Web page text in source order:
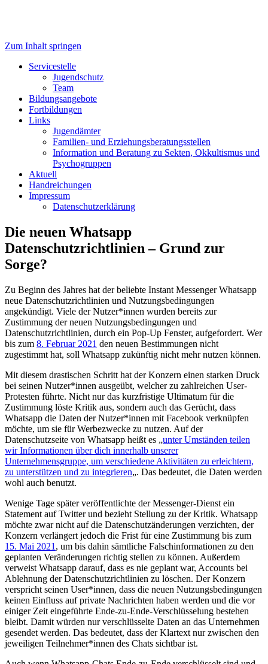
Servicestelle Kinder- und
Jugendschutz
Zum Inhalt springen
Servicestelle
Jugendschutz
Team
Bildungsangebote
Fortbildungen
Links
Jugendämter
Familien- und Erziehungsberatungsstellen
Information und Beratung zu Sekten, Okkultismus und
Psychogruppen
Aktuell
Handreichungen
Impressum
Datenschutzerklärung
Die neuen Whatsapp
Datenschutzrichtlinien – Grund zur
Sorge?
Zu Beginn des Jahres hat der beliebte Instant Messenger Whatsapp
neue Datenschutzrichtlinien und Nutzungsbedingungen
angekündigt. Viele der Nutzer*innen wurden bereits zur
Zustimmung der neuen Nutzungsbedingungen und
Datenschutzrichtlinien, durch ein Pop-Up Fenster, aufgefordert. Wer
bis zum 8. Februar 2021 den neuen Bestimmungen nicht
zugestimmt hat, soll Whatsapp zukünftig nicht mehr nutzen können.
Mit diesem drastischen Schritt hat der Konzern einen starken Druck
bei seinen Nutzer*innen ausgeübt, welcher zu zahlreichen User-
Protesten führte. Nicht nur das kurzfristige Ultimatum für die
Zustimmung löste Kritik aus, sondern auch das Gerücht, dass
Whatsapp die Daten der Nutzer*innen mit Facebook verknüpfen
möchte, um sie für Werbezwecke zu nutzen. Auf der
Datenschutzseite von Whatsapp heißt es „unter Umständen teilen
wir Informationen über dich innerhalb unserer
Unternehmensgruppe, um verschiedene Aktivitäten zu erleichtern,
zu unterstützen und zu integrieren„. Das bedeutet, die Daten werden
wohl auch benutzt.
Wenige Tage später veröffentlichte der Messenger-Dienst ein
Statement auf Twitter und bezieht Stellung zu der Kritik. Whatsapp
möchte zwar nicht auf die Datenschutzänderungen verzichten, der
Konzern verlängert jedoch die Frist für eine Zustimmung bis zum
15. Mai 2021 , um bis dahin sämtliche Falschinformationen zu den
geplanten Veränderungen richtig stellen zu können. Außerdem
verweist Whatsapp darauf, dass es nie geplant war, Accounts bei
Ablehnung der Datenschutzrichtlinien zu löschen. Der Konzern
verspricht seinen User*innen, dass die neuen Nutzungsbedingungen
keinen Einfluss auf private Nachrichten haben werden und die vor
einiger Zeit eingeführte Ende-zu-Ende-Verschlüsselung bestehen
bleibt. Damit würden nur verschlüsselte Daten an das Unternehmen
gesendet werden. Das bedeutet, dass der Klartext nur zwischen den
jeweiligen Teilnehmer*innen des Chats sichtbar ist.